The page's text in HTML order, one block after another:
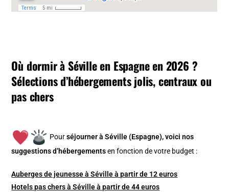
Où dormir à Séville en Espagne en 2026 ?
Sélections d’hébergements jolis, centraux ou
pas chers
Pourséjourner à Séville (Espagne), voici nos
suggestions d’hébergements en fonction de votre budget :
Auberges de jeunesse à Séville à partir de 12 euros
Hotels pas chers à Séville à partir de 44 euros